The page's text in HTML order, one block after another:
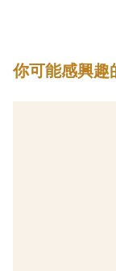
你可能感興趣